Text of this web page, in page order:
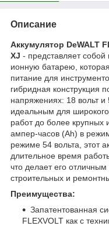
Описание
Аккумулятор DeWALT
XJ - представляет
ионную батарею,
питание для
гибридная конструкция
напряжениях: 18 вольт и
идеальным для широкого
работ до более
ампер-часов (Ah) в
режиме 54 вольта, этот
длительное время
что делает его
строительных и
Преимущества:
Запатентованная
FLEXVOLT как с